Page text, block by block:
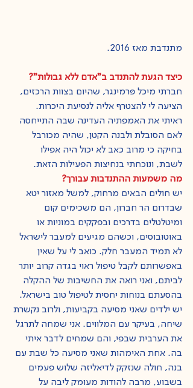
מתנדבת מאז 2016.
כיצד הגעת להתנדב ב"אדם ללא גבולות"?
חברתי מיכל פּרמינגר, שהיום בצוות הרכזים,
הציעה לי להצטרף אליה לנסיעת היכרות.
ראיתי את האמפתיה העדינה שבה התייחסה
לאם הסובלת ולבנה הקטן, שהיה מכורבל
בחיקה כי מרוב כאב לא יכול היה אפילו
לשבת, ונוכחתי בנחיצות הפעילות הזאת.
מה משמעות ההתנדבות עבורך?
יש חולים הבאים מרחוק, למשל מאזור יטא
שבדרום הר חברון, הם משכימים קום
ומיטלטלים בדרכים ובפקקים במוניות או
באוטובוסים, וכשהם מגיעים למעבר לישראל
לא תמיד המעבר חלק. כואב לי על שאין
באפשרותם לקבל טיפול ראוי בגדה קרוב יותר
לביתם, ואני רואה את החשיבות של ההקלה
בהסעתם בנוחות יחסית לטיפול טוב בישראל.
יש ילדים שאני מסיעה בקביעות, ולרוב נקשרת
שיחה, בעיקר עם המלווים. אני שמחה לתרגל
את הערבית שבפי, והם שמחים לדבר איתי
בה. אחת האימהות שאני מסיעה כל שבת עם
בנה, חולה שנזקק לדיאליזה שלוש פעמים
בשבוע, מרבה להודות מעומק ליבה על